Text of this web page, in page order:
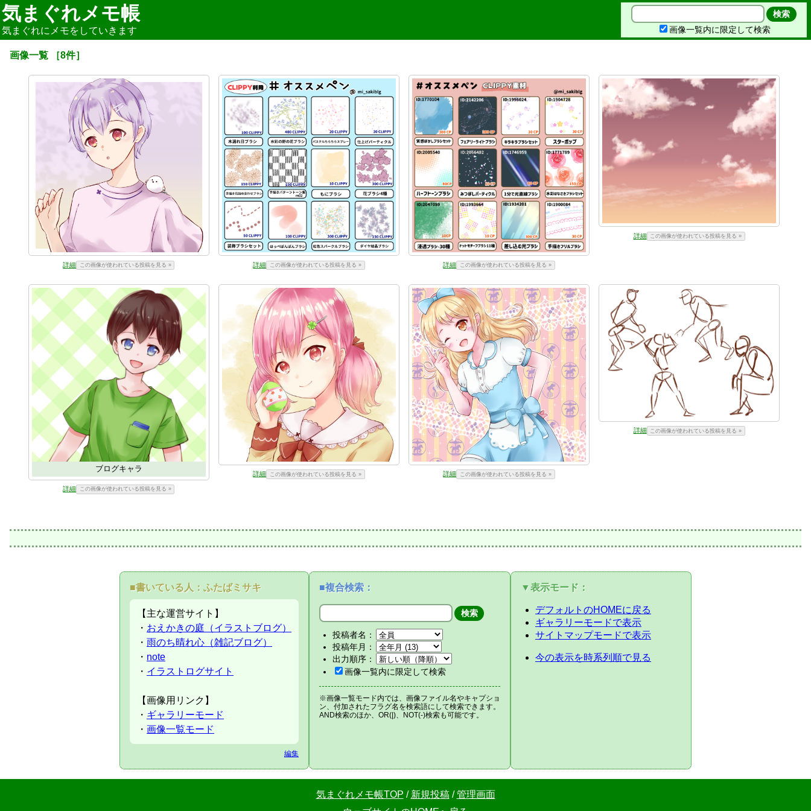
気まぐれメモ帳
気まぐれにメモをしていきます 画像一覧内に限定して検索
画像一覧 ［8件］
詳細 この画像が使われている投稿を見る » 詳細 この画像が使われている投稿を見る » 詳細 この画像が使われている投稿を見る »
詳細 この画像が使われている投稿を見る »
ブログキャラ
詳細 この画像が使われている投稿を見る »
詳細 この画像が使われている投稿を見る » 詳細 この画像が使われている投稿を見る »
詳細 この画像が使われている投稿を見る »
■書いている人：ふたばミサキ
【主な運営サイト】
・ おえかきの庭（イラストブログ）
・ 雨のち晴れ心（雑記ブログ）
・ note
・ イラストログサイト
【画像用リンク】
・ ギャラリーモード
・ 画像一覧モード
編集
■複合検索：
投稿者名：
投稿年月：
出力順序：
画像一覧内に限定して検索
※画像一覧モード内では、画像ファイル名やキャプショ
ン、付加されたフラグ名を検索語にして検索できます。
AND検索のほか、OR(|)、NOT(-)検索も可能です。
▼表示モード：
デフォルトのHOMEに戻る
ギャラリーモードで表示
サイトマップモードで表示
今の表示を時系列順で見る
気まぐれメモ帳TOP / 新規投稿/管理画面